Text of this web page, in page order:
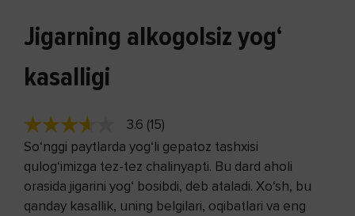
Jigarning alkogolsiz yog‘
kasalligi
3.6 (15)
So‘nggi paytlarda yog‘li gepatoz tashxisi
qulog‘imizga tez-tez chalinyapti. Bu dard aholi
orasida jigarini yog‘ bosibdi, deb ataladi. Xo‘sh, bu
qanday kasallik, uning belgilari, oqibatlari va eng